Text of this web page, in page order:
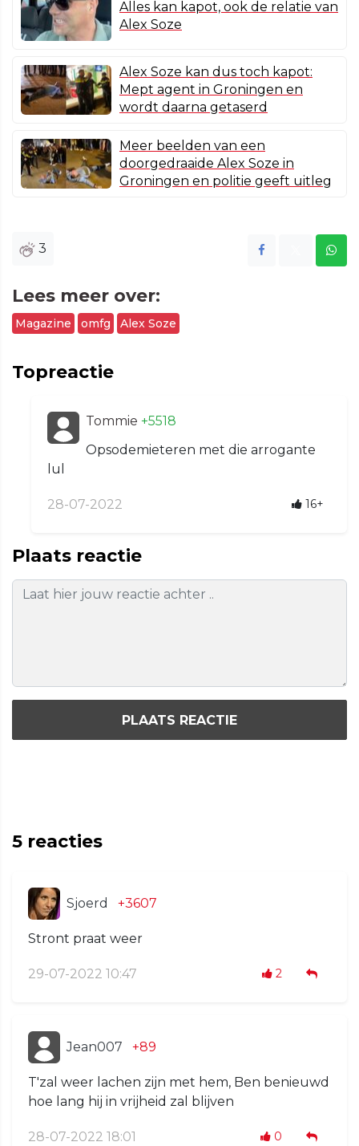
Alles kan kapot, ook de relatie van
Alex Soze
Alex Soze kan dus toch kapot:
Mept agent in Groningen en
wordt daarna getaserd
Meer beelden van een
doorgedraaide Alex Soze in
Groningen en politie geeft uitleg
3
Lees meer over:
Magazine omfg Alex Soze
Topreactie
Tommie +5518
Opsodemieteren met die arrogante
lul
28-07-2022 16+
Plaats reactie
PLAATS REACTIE
5 reacties
Sjoerd +3607
Stront praat weer
29-07-2022 10:47 2
Jean007 +89
T'zal weer lachen zijn met hem, Ben benieuwd
hoe lang hij in vrijheid zal blijven
28-07-2022 18:01 0